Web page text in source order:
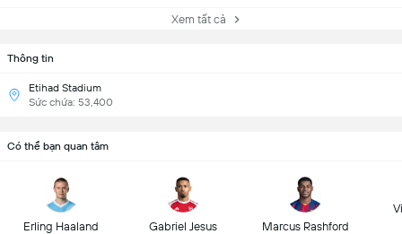
Thông tin
Etihad Stadium
Sức chứa: 53,400
Xem tất cả
Có thể bạn quan tâm
Erling Haaland Gabriel Jesus Marcus Rashford